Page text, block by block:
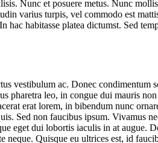
Nunc et posuere metus. Nunc
varius turpis, vel commodo est
habitasse platea dictumst. Sed
vestibulum ac. Donec
leo, in congue dui mauris
erat lorem, in bibendum nunc
Sed non faucibus ipsum. Vivamus
eget dui lobortis iaculis in at augue.
Quisque eu ultrices est, id